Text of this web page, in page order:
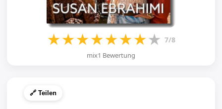
★★★★★★★★ 7/8
mix1 Bewertung
🔗 Teilen